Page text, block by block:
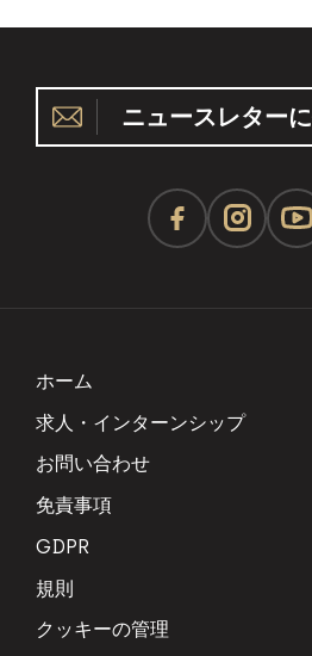
ニュースレター
ホーム
求人・インターンシップ
お問い合わせ
免責事項
GDPR
規則
クッキーの管理